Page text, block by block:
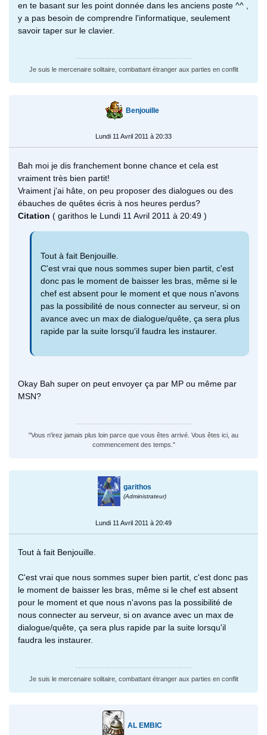
en te basant sur les point donnée dans les anciens poste ^^ ,
y a pas besoin de comprendre l'informatique, seulement
savoir taper sur le clavier.
Je suis le mercenaire solitaire, combattant étranger aux parties en conflit
Benjouille
Lundi 11 Avril 2011 à 20:33
Bah moi je dis franchement bonne chance et cela est
vraiment très bien partit!
Vraiment j'ai hâte, on peu proposer des dialogues ou des
ébauches de quêtes écris à nos heures perdus?
Citation ( garithos le Lundi 11 Avril 2011 à 20:49 )
Tout à fait Benjouille.
C'est vrai que nous sommes super bien partit, c'est
donc pas le moment de baisser les bras, même si le
chef est absent pour le moment et que nous n'avons
pas la possibilité de nous connecter au serveur, si on
avance avec un max de dialogue/quête, ça sera plus
rapide par la suite lorsqu'il faudra les instaurer.
Okay Bah super on peut envoyer ça par MP ou même par
MSN?
"Vous n'irez jamais plus loin parce que vous êtes arrivé. Vous êtes ici, au
commencement des temps."
garithos
(Administrateur)
Lundi 11 Avril 2011 à 20:49
Tout à fait Benjouille.
C'est vrai que nous sommes super bien partit, c'est donc pas
le moment de baisser les bras, même si le chef est absent
pour le moment et que nous n'avons pas la possibilité de
nous connecter au serveur, si on avance avec un max de
dialogue/quête, ça sera plus rapide par la suite lorsqu'il
faudra les instaurer.
Je suis le mercenaire solitaire, combattant étranger aux parties en conflit
AL EMBIC